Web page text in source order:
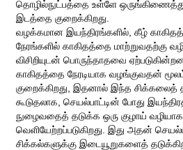
தொழில்நுட்பத்தை உள்ளே
இடத்தை குறைக்கிறது.
வழக்கமான இயந்திரங்களில், கீழ்
நேரங்களில் காகிதத்தை மாற்றுவதற்கு
விசிறியுடன் பொருந்தாதவை
காகிதத்தை நேரடியாக வழங்குவதன்
குறைக்கிறது, இதனால் இந்த சிக்கலைத்
கூடுதலாக, செயல்பாட்டின் போது
நுழைவதைத் தடுக்க ஒரு குழாய் வழியாக
வெளியேற்றப்படுகிறது. இது அதன்
சிக்கல்களுக்கு இடையூறுகளைத்